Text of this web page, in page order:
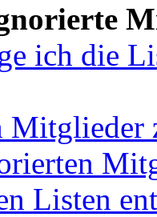
ich die
Mitglieder
Listen